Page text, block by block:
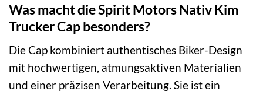
Was macht die Spirit Motors Nativ Kim
Trucker Cap besonders?
Die Cap kombiniert authentisches Biker-Design
mit hochwertigen, atmungsaktiven Materialien
und einer präzisen Verarbeitung. Sie ist ein